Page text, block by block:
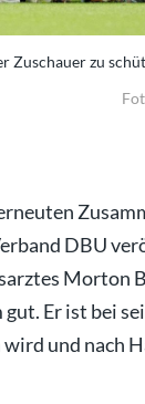
Zuschauer zu
DBU
Morton
Er ist bei
und nach